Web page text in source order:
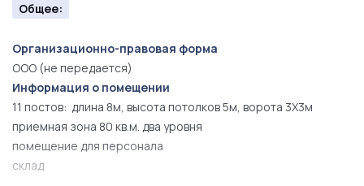
Общее:
Организационно-правовая форма
ООО (не передается)
Информация о помещении
11 постов: длина 8м, высота потолков 5м, ворота 3Х3м
приемная зона 80 кв.м. два уровня
помещение для персонала
склад